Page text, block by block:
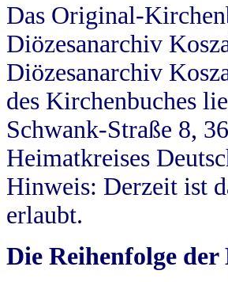
Das Original-
Diözesanarchiv
Diözesanarchiv
des Kirchenbuches
Schwank-Straße 8,
Heimatkreises
Hinweis: Derzeit ist
erlaubt.
Die Reihenfolge